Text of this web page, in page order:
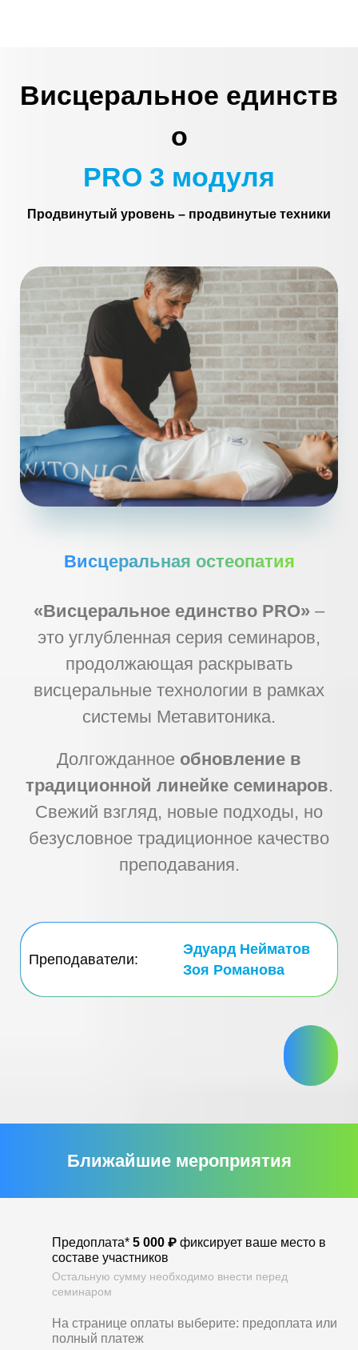
Висцеральное единств
о
PRO 3 модуля
Продвинутый уровень – продвинутые техники
Висцеральная остеопатия
«Висцеральное единство PRO» –
это углубленная серия семинаров,
продолжающая раскрывать
висцеральные технологии в рамках
системы Метавитоника.
Долгожданное обновление в
традиционной линейке семинаров.
Свежий взгляд, новые подходы, но
безусловное традиционное качество
преподавания.
Преподаватели:
Эдуард Нейматов
Зоя Романова
Ближайшие мероприятия
Предоплата* 5 000 ₽ фиксирует ваше место в
составе участников
Остальную сумму необходимо внести перед
семинаром
На странице оплаты выберите: предоплата или
полный платеж